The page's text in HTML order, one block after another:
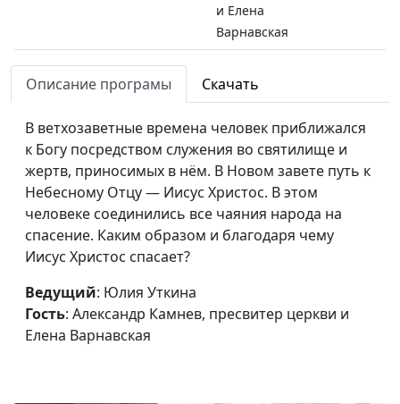
и Елена
Варнавская
Бог явился во плоти.
Удивительный замысел
Александр Камнев,
и Елена
Варнавская
Когда был нарушен
замысел Бога о человеке?
Навсегда ли это?
Юлия Уткина,
Александр Камнев,
пресвитер церкви
Христос — священник по
чину Мелхиседека
Юлия Уткина,
Описание програмы Скачать
В ветхозаветные времена человек приближался
к Богу посредством служения во святилище и
жертв, приносимых в нём. В Новом завете путь к
Небесному Отцу — Иисус Христос. В этом
человеке соединились все чаяния народа на
спасение. Каким образом и благодаря чему
Иисус Христос спасает?
Ведущий: Юлия Уткина
Гость: Александр Камнев, пресвитер церкви и
Елена Варнавская